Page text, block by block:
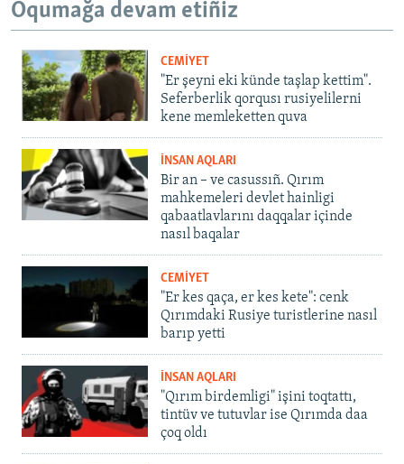
Oqumağa devam etiñiz
CEMİYET
"Er şeyni eki künde taşlap kettim".
Seferberlik qorqusı rusiyelilerni
kene memleketten quva
İNSAN AQLARI
Bir an – ve casussıñ. Qırım
mahkemeleri devlet hainligi
qabaatlavlarını daqqalar içinde
nasıl baqalar
CEMİYET
"Er kes qaça, er kes kete": cenk
Qırımdaki Rusiye turistlerine nasıl
barıp yetti
İNSAN AQLARI
"Qırım birdemligi" işini toqtattı,
tintüv ve tutuvlar ise Qırımda daa
çoq oldı